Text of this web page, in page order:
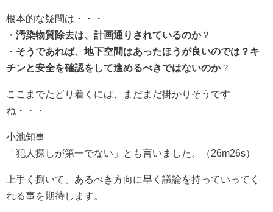
根本的な疑問は・・・
・ 汚染物質除去は、計画通りされているのか？
・ そうであれば、地下空間はあったほうが良いのでは？キ
チンと安全を確認をして進めるべきではないのか？
ここまでたどり着くには、まだまだ掛かりそうです
ね・・・
小池知事
「犯人探しが第一でない」とも言いました。（26m26s）
上手く捌いて、あるべき方向に早く議論を持っていってく
れる事を期待します。